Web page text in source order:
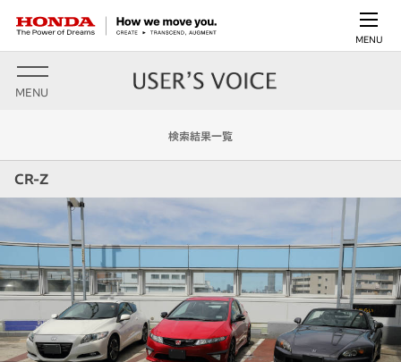
MENU
MENU
検索結果一覧
CR-Z